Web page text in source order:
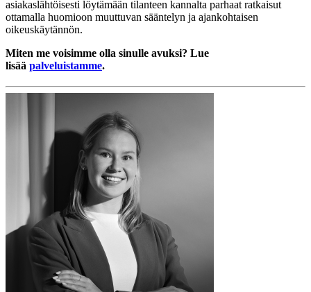
asiakaslähtöisesti löytämään tilanteen kannalta parhaat ratkaisut
ottamalla huomioon muuttuvan sääntelyn ja ajankohtaisen
oikeuskäytännön.
Miten me voisimme olla sinulle avuksi? Lue
lisää palveluistamme.